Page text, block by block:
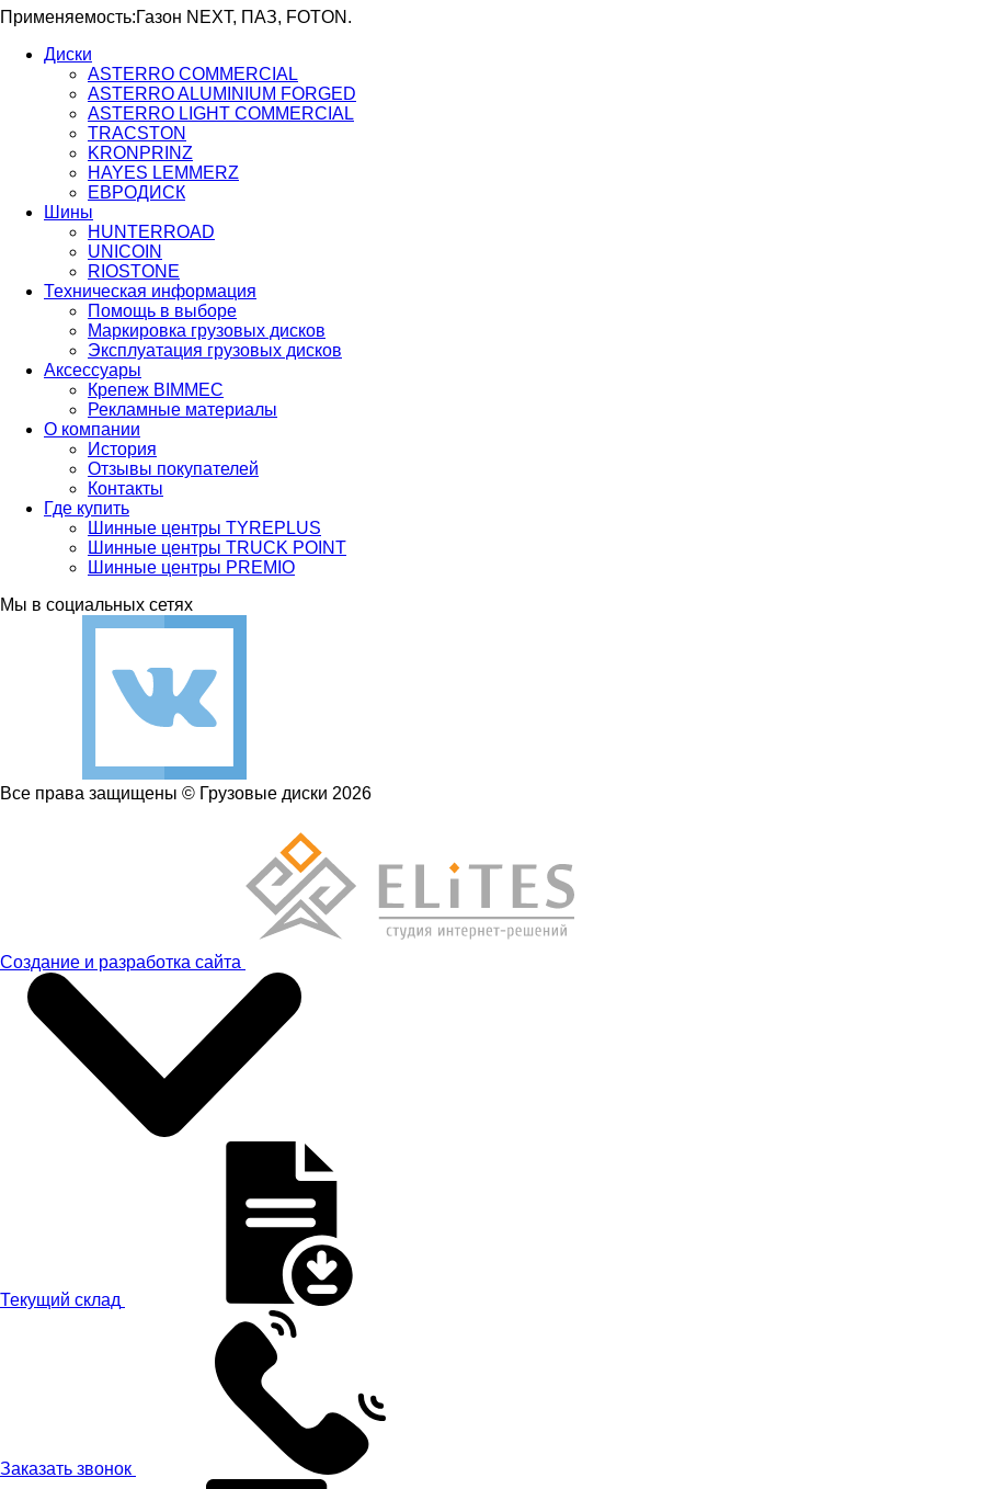
Применяемость:Газон NEXT, ПАЗ, FOTON.
Диски
ASTERRO COMMERCIAL
ASTERRO ALUMINIUM FORGED
ASTERRO LIGHT COMMERCIAL
TRACSTON
KRONPRINZ
HAYES LEMMERZ
ЕВРОДИСК
Шины
HUNTERROAD​​​​​​​
UNICOIN
RIOSTONE
Техническая информация
Помощь в выборе
Маркировка грузовых дисков
Эксплуатация грузовых дисков
Аксессуары
Крепеж BIMMEC
Рекламные материалы
О компании
История
Отзывы покупателей
Контакты
Где купить
Шинные центры TYREPLUS
Шинные центры TRUCK POINT
Шинные центры PREMIO
Мы в социальных сетях
Все права защищены © Грузовые диски 2026
Создание и разработка сайта
Текущий склад
Заказать звонок